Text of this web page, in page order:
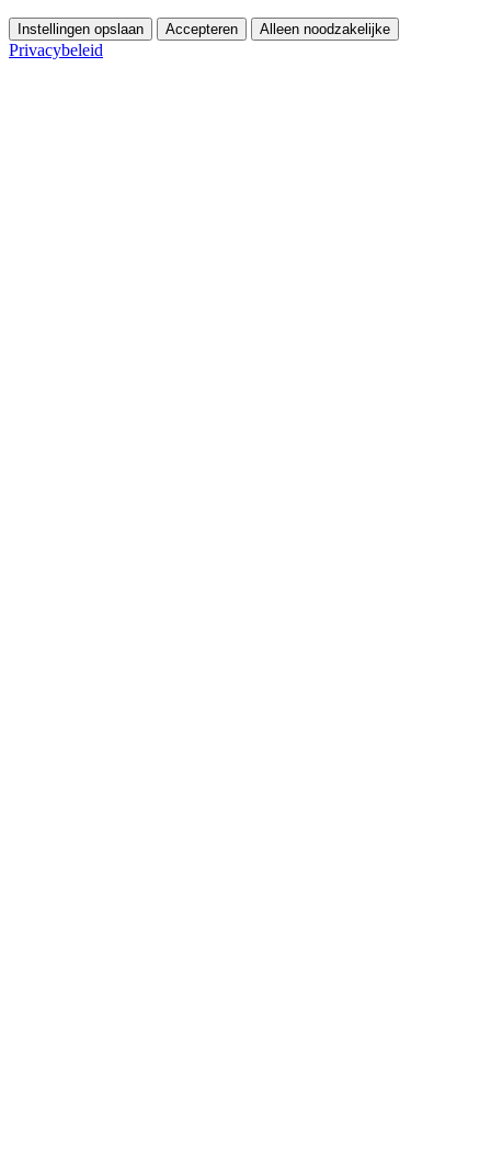
Instellingen opslaan Accepteren Alleen noodzakelijke
Privacybeleid